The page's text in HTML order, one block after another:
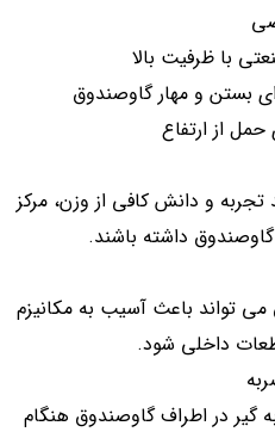
با ظرفیت بالا
بستن و مهار گاوصندوق
حمل از ارتفاع
تجربه و دانش کافی از وزن، مرکز
داشته باشند.
می تواند باعث آسیب به مکانیزم
داخلی شود.
گیر در اطراف گاوصندوق هنگام